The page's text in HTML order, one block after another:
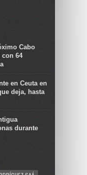
Cabo
con 64
en Ceuta en
deja, hasta
durante